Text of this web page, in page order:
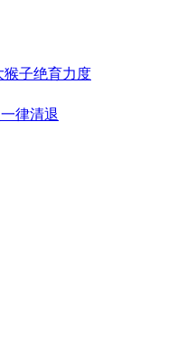
猴子绝育力度
律清退